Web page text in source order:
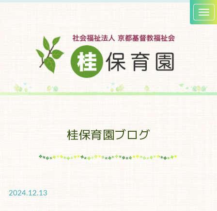
桂保育園ブログ
2024.12.13